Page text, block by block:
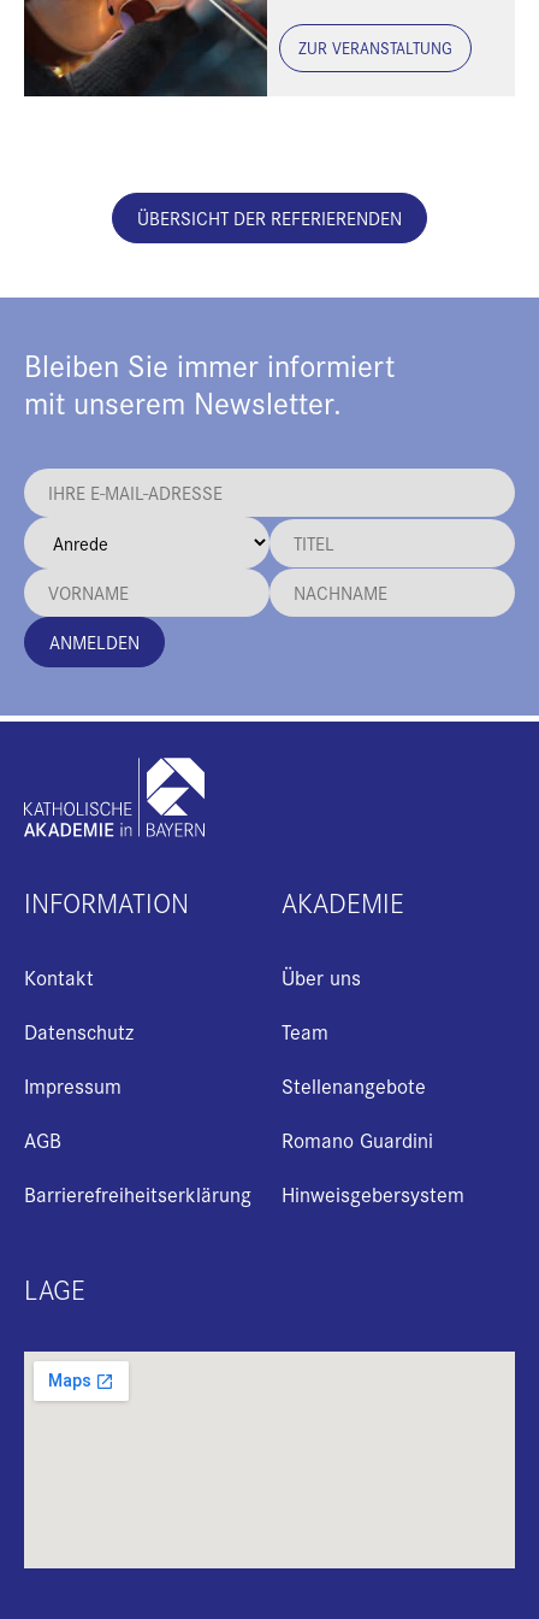
ZUR VERANSTALTUNG
ÜBERSICHT DER REFERIERENDEN
Bleiben Sie immer informiert
mit unserem Newsletter.
ANMELDEN
INFORMATION
Kontakt
Datenschutz
Impressum
AGB
Barrierefreiheitserklärung
AKADEMIE
Über uns
Team
Stellenangebote
Romano Guardini
Hinweisgebersystem
LAGE